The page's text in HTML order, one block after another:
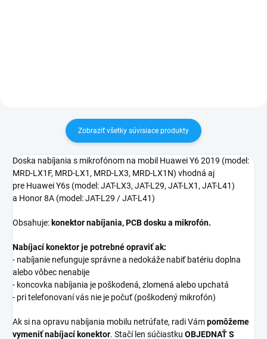
Zobraziť všetky súvisiace produkty
Doska nabíjania s mikrofónom na mobil HuaweiY6 2019 (model:
MRD-LX1F, MRD-LX1, MRD-LX3, MRD-LX1N) vhodná aj
pre Huawei Y6s (model: JAT-LX3, JAT-L29, JAT-LX1, JAT-L41)
a Honor 8A (model: JAT-L29 / JAT-L41)
Obsahuje: konektor nabíjania, PCB dosku a mikrofón.
Nabíjací konektor je potrebné opraviť ak:
- nabíjanie nefunguje správne a nedokáže nabiť batériu doplna
alebo vôbec nenabije
- koncovka nabíjania je poškodená, zlomená alebo upchatá
- pri telefonovaní vás nie je počuť (poškodený mikrofón)
Ak si na opravu nabíjania mobilu netrúfate, radi Vámpomôžeme
vymeniť nabíjací konektor. Stačí len súčiastku OBJEDNAŤ S